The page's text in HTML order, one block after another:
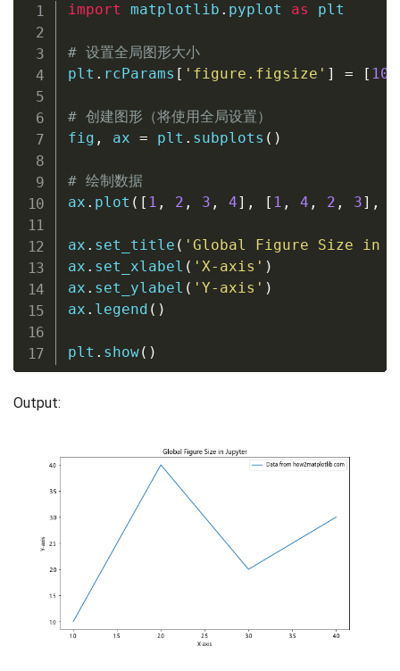
import matplotlib . pyplot as plt
# 设置全局图形大小
plt . rcParams [ 'figure.figsize' ] = [ 10
# 创建图形（将使用全局设置）
fig , ax = plt . subplots ( )
# 绘制数据
ax . plot ( [ 1 , 2 , 3 , 4] , [ 1 , 4 , 2 , 3] ,
ax . set_title ( 'Global Figure Size in
ax . set_xlabel ( 'X-axis' )
ax . set_ylabel ( 'Y-axis' )
ax . legend ( )
plt . show( )
Output: